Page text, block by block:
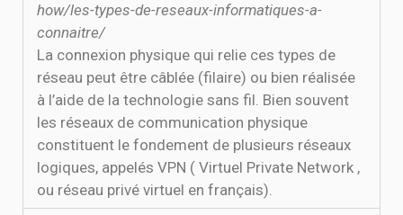
how/les-types-de-reseaux-informatiques-a-
connaitre/
La connexion physique qui relie ces types de
réseau peut être câblée (filaire) ou bien réalisée
à l’aide de la technologie sans fil. Bien souvent
les réseaux de communication physique
constituent le fondement de plusieurs réseaux
logiques, appelés VPN ( Virtuel Private Network ,
ou réseau privé virtuel en français).